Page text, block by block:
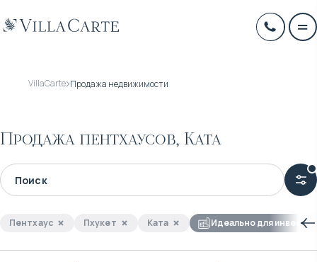
VillaCarte Продажа недвижимости
Продажа пентхаусов, Ката
Пентхаус Пхукет Ката Идеально для